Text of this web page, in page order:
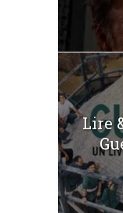
Lire